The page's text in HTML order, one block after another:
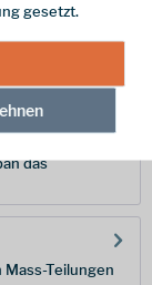
das
Teilungen
gesetzt.